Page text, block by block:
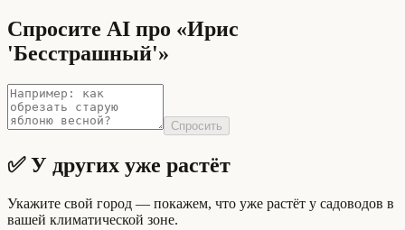
Спросите AI про «Ирис
'Бесстрашный'»
Спросить
✅ У других уже растёт
Укажите свой город — покажем, что уже растёт у садоводов в
вашей климатической зоне.